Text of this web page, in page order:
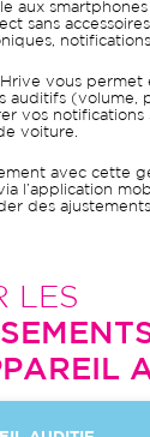
aux
sans
vous
auditifs (volume,
vos notifications
voiture.
avec cette
l’application
des
LES